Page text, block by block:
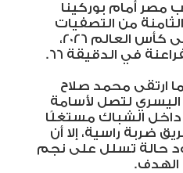
مصر أمام بوركينا
من التصفيات
الإفريقية المؤهلة إلى كأس العالم 2026،
في الدقيقة 66
.
ارتقى محمد صلاح
لتصل لأسامة
الشباك مستغلًا
ضربة راسية، إلا أن
حالة تسلل على نجم
الهدف.